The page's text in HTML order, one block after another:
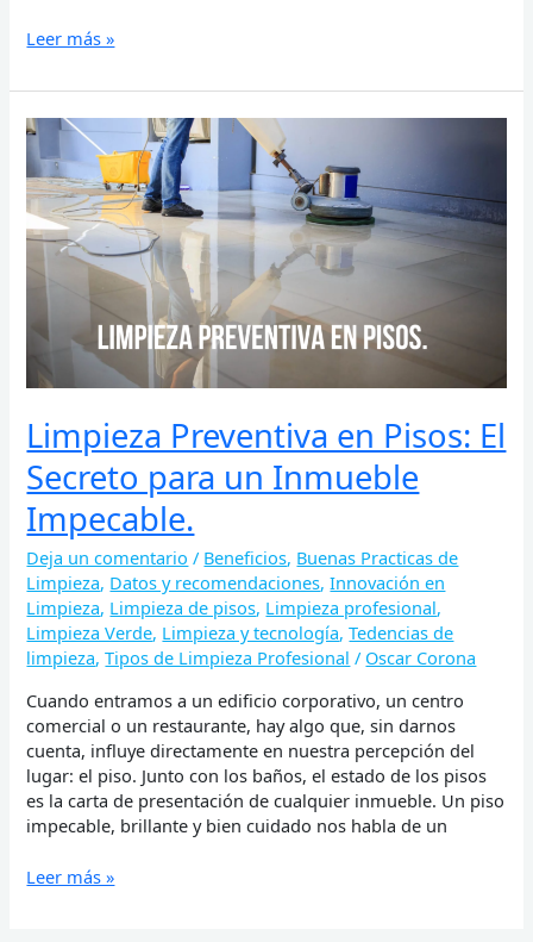
Leer más »
Limpieza Preventiva en Pisos: El
Secreto para un Inmueble
Impecable.
Deja un comentario / Beneficios, Buenas Practicas de
Limpieza, Datos y recomendaciones,Innovación en
Limpieza, Limpieza de pisos, Limpieza profesional,
Limpieza Verde, Limpieza y tecnología,Tedencias de
limpieza,Tipos de Limpieza Profesional / Oscar Corona
Cuando entramos a un edificio corporativo, un centro
comercial o un restaurante, hay algo que, sin darnos
cuenta, influye directamente en nuestra percepción del
lugar: el piso. Junto con los baños, el estado de los pisos
es la carta de presentación de cualquier inmueble. Un piso
impecable, brillante y bien cuidado nos habla de un
Limpieza
Preventiva
en
Pisos:
El
Secreto
para
un
Inmueble
Impecable.
Leer más »